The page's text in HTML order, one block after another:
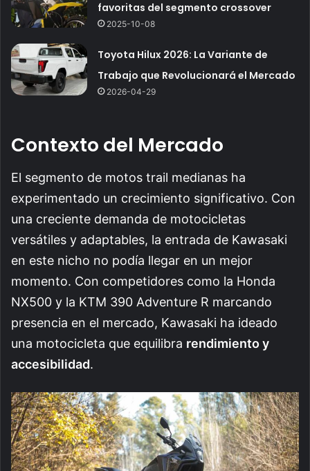
favoritas del segmento crossover
2025-10-08
Toyota Hilux 2026: La Variante de
Trabajo que Revolucionará el Mercado
2026-04-29
Contexto del Mercado
El segmento de motos trail medianas ha
experimentado un crecimiento significativo. Con
una creciente demanda de motocicletas
versátiles y adaptables, la entrada de Kawasaki
en este nicho no podía llegar en un mejor
momento. Con competidores como la Honda
NX500 y la KTM 390 Adventure R marcando
presencia en el mercado, Kawasaki ha ideado
una motocicleta que equilibra rendimiento y
accesibilidad.